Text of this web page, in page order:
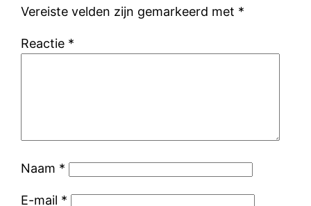
Vereiste velden zijn gemarkeerd met *
Reactie *
Naam *
E-mail *